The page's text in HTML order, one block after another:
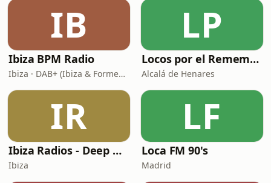
IB
Ibiza BPM Radio
Ibiza · DAB+ (Ibiza & Formentera, Madrid, Barcelona)
LP
Locos por el Remember Dance
Alcalá de Henares
IR
Ibiza Radios - Deep House
Ibiza
LF
Loca FM 90's
Madrid